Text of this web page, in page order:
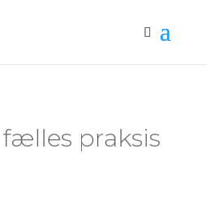
praksis